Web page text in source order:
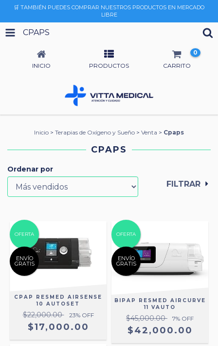
🛒 TAMBIÉN PUEDES COMPRAR NUESTROS PRODUCTOS EN MERCADO
LIBRE
CPAPS
INICIO PRODUCTOS CARRITO
0
Inicio > Terapias de Oxígeno y Sueño > Venta > Cpaps
CPAPS
Ordenar por
FILTRAR
OFERTA
ENVÍO
GRATIS
CPAP RESMED AIRSENSE
10 AUTOSET
$22,000.00 23% OFF
$17,000.00
OFERTA
ENVÍO
GRATIS
BIPAP RESMED AIRCURVE
11 VAUTO
$45,000.00 7% OFF
$42,000.00